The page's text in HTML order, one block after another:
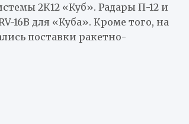
2К12 «Куб». Радары П-12 и
16B для «Куба». Кроме того, на
поставки ракетно-